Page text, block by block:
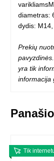
diametras:
dydis:
Prekių
yra tik
informacija
Tik